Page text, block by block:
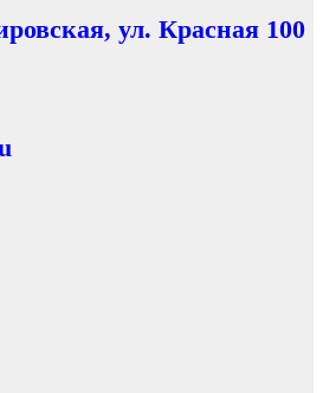
ул. Красная 100